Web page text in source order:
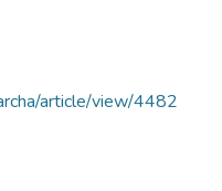
article/view/4482